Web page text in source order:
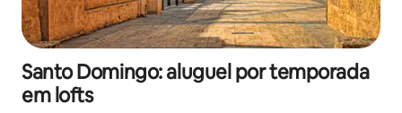
Santo Domingo: aluguel por temporada
em lofts